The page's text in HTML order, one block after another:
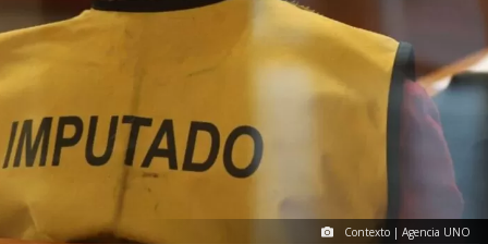
Contexto | Agencia UNO